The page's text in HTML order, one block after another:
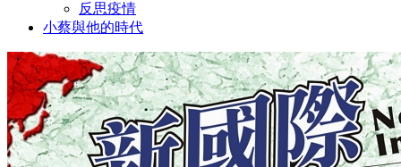
反思疫情
小蔡與他的時代